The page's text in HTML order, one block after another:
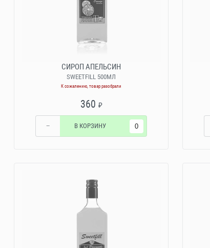
СИРОП АПЕЛЬСИН
SWEETFILL 500МЛ
К сожалению, товар разобрали
360 ₽
− В КОРЗИНУ